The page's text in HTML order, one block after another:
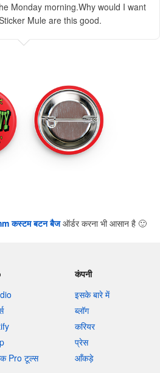
Monday morning.Why would I want
Mule are this good.
कस्टम बटन बैजऑर्डर करना भी आसान है 🙂
Pro टूल्स
कंपनी
इसके बारे में
ब्लॉग
करियर
प्रेस
आँकड़े